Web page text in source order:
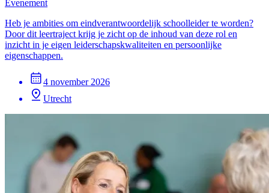
Evenement
Heb je ambities om eindverantwoordelijk schoolleider te worden?
Door dit leertraject krijg je zicht op de inhoud van deze rol en
inzicht in je eigen leiderschapskwaliteiten en persoonlijke
eigenschappen.
4 november 2026
Utrecht